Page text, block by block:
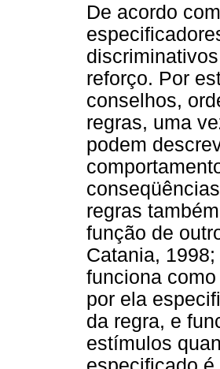
De acordo
reforço. Por
conselhos,
regras, uma
podem
regras
função de
Catania,
funciona
por ela
da regra, e
estímulos